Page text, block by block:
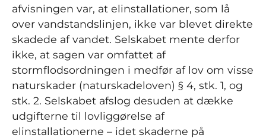
afvisningen var, at elinstallationer, som lå
over vandstandslinjen, ikke var blevet direkte
skadede af vandet. Selskabet mente derfor
ikke, at sagen var omfattet af
stormflodsordningen i medfør af lov om visse
naturskader (naturskadeloven) § 4, stk. 1, og
stk. 2. Selskabet afslog desuden at dække
udgifterne til lovliggørelse af
elinstallationerne – idet skaderne på